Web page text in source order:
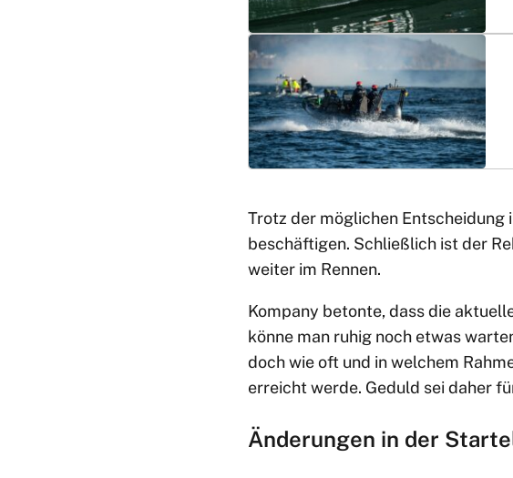
Trotz der möglichen
beschäftigen. Schließlich ist der
weiter im Rennen.
Kompany betonte, dass die
könne man ruhig noch etwas
doch wie oft und in welchem
erreicht werde. Geduld sei daher
Änderungen in der